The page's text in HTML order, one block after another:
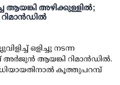
ആയങ്കി അഴിക്കുള്ളില്‍;
ഒളിച്ചു നടന്ന
അര്‍ജുന്‍ ആയങ്കി റിമാന്‍ഡില്‍.
കൂത്തുപറമ്പ്